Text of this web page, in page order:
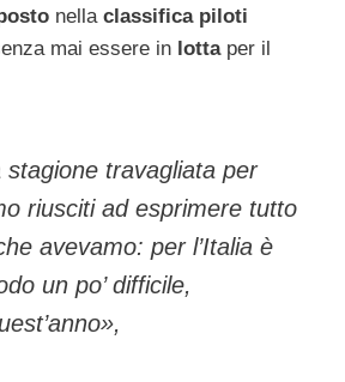
nella classifica piloti
mai essere in lottaper il
stagione travagliata per
riusciti ad esprimere tutto
avevamo: per l’Italia è
un po’ difficile,
,